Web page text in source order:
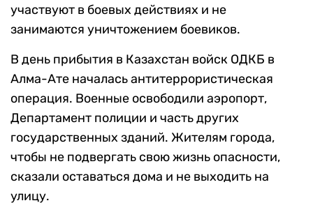
участвуют в боевых действиях и не
занимаются уничтожением боевиков.
В день прибытия в Казахстан войск ОДКБ в
Алма-Ате началась антитеррористическая
операция. Военные освободили аэропорт,
Департамент полиции и часть других
государственных зданий. Жителям города,
чтобы не подвергать свою жизнь опасности,
сказали оставаться дома и не выходить на
улицу.